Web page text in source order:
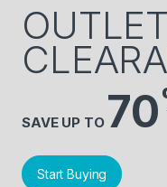
SAVE UP TO 70
Start Buying